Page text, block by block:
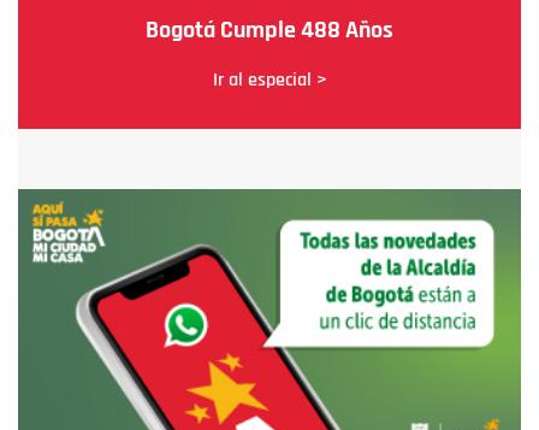
Bogotá Cumple 488 Años
Ir al especial >